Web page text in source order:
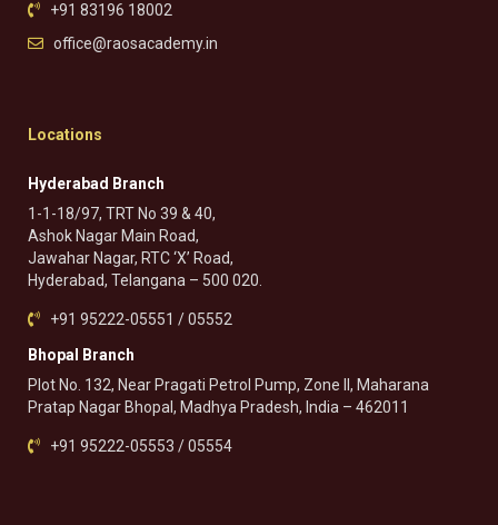
+91 83196 18002
office@raosacademy.in
Locations
Hyderabad Branch
1-1-18/97, TRT No 39 & 40,
Ashok Nagar Main Road,
Jawahar Nagar, RTC ‘X’ Road,
Hyderabad, Telangana – 500 020.
+91 95222-05551 / 05552
Bhopal Branch
Plot No. 132, Near Pragati Petrol Pump, Zone II, Maharana
Pratap Nagar Bhopal, Madhya Pradesh, India – 462011
+91 95222-05553 / 05554